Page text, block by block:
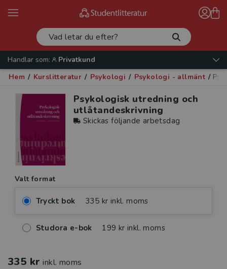
Handlar som:
Privatkund
Hem / Kurslitteratur / Psykologi / Psykologi - allmänt /
Psykologisk utredning och
utlåtandeskrivning
Skickas följande arbetsdag
Valt format
Tryckt bok 335 kr inkl. moms
Studora e-bok 199 kr inkl. moms
335 kr inkl. moms